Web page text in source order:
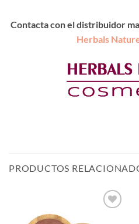
Contacta con el distribuidor
Herbals
PRODUCTOS